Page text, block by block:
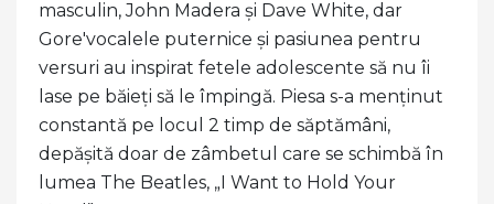
masculin, John Madera și Dave White, dar
Gore'vocalele puternice și pasiunea pentru
versuri au inspirat fetele adolescente să nu îi
lase pe băieți să le împingă. Piesa s-a menținut
constantă pe locul 2 timp de săptămâni,
depășită doar de zâmbetul care se schimbă în
lumea The Beatles, „I Want to Hold Your